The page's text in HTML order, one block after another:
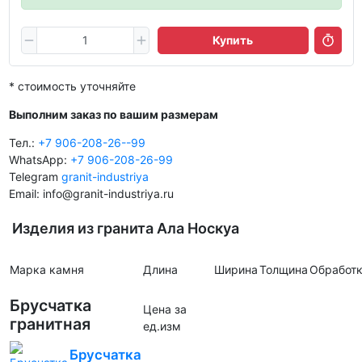
Купить
* стоимость уточняйте
Выполним заказ по вашим размерам
Тел.: +7 906-208-26--99
WhatsApp: +7 906-208-26-99
Telegram granit-industriya
Email: info@granit-industriya.ru
Изделия из гранита Ала Носкуа
Марка камня Длина ШиринаТолщина
Брусчатка
гранитная
Цена за
ед.изм
Брусчатка